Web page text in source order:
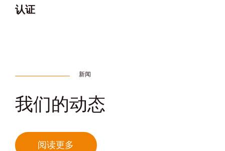
认证
新闻
我们的动态
阅读更多